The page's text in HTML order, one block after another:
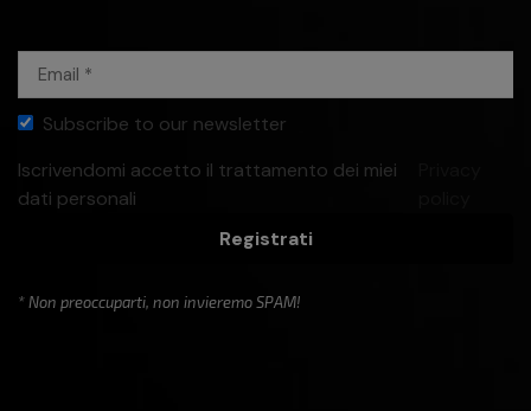
Subscribe to our newsletter
Iscrivendomi accetto il trattamento dei miei
dati personali
Registrati
* Non preoccuparti, non invieremo SPAM!